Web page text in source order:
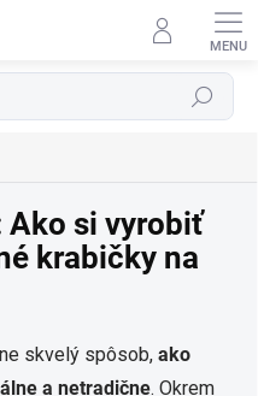
Hľadať
Ako si vyrobiť
krabičky na
skvelý spôsob, ako
a netradične. Okrem